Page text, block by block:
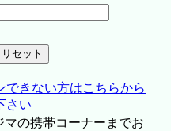
できない方はこちらから
さい
の携帯コーナーまでお